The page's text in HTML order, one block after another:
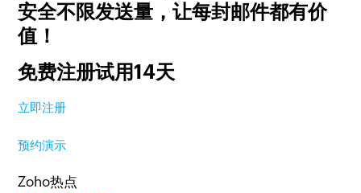
安全不限发送量，让每封邮件都有价
值！
免费注册试用14天
立即注册
预约演示
Zoho热点